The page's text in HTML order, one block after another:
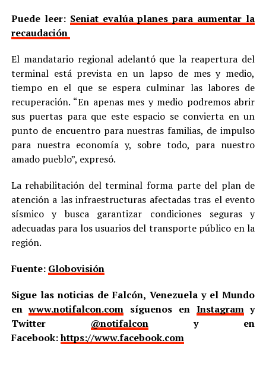
Puede leer: Seniat evalúa planes para aumentar la
recaudación
El mandatario regional adelantó que la reapertura del
terminal está prevista en un lapso de mes y medio,
tiempo en el que se espera culminar las labores de
recuperación. “En apenas mes y medio podremos abrir
sus puertas para que este espacio se convierta en un
punto de encuentro para nuestras familias, de impulso
para nuestra economía y, sobre todo, para nuestro
amado pueblo”, expresó.
La rehabilitación del terminal forma parte del plan de
atención a las infraestructuras afectadas tras el evento
sísmico y busca garantizar condiciones seguras y
adecuadas para los usuarios del transporte público en la
región.
Fuente: Globovisión
Sigue las noticias de Falcón, Venezuela y el Mundo
enwww.notifalcon.com síguenos en Instagramy
Twitter @notifalcony en
Facebook:https://www.facebook.com